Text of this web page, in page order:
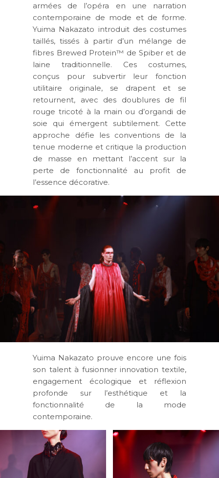
armées de l’opéra en une narration
contemporaine de mode et de forme.
Yuima Nakazato introduit des costumes
taillés, tissés à partir d’un mélange de
fibres Brewed Protein™ de Spiber et de
laine traditionnelle. Ces costumes,
conçus pour subvertir leur fonction
utilitaire originale, se drapent et se
retournent, avec des doublures de fil
rouge tricoté à la main ou d’organdi de
soie qui émergent subtilement. Cette
approche défie les conventions de la
tenue moderne et critique la production
de masse en mettant l’accent sur la
perte de fonctionnalité au profit de
l’essence décorative.
Yuima Nakazato prouve encore une fois
son talent à fusionner innovation textile,
engagement écologique et réflexion
profonde sur l’esthétique et la
fonctionnalité de la mode
contemporaine.